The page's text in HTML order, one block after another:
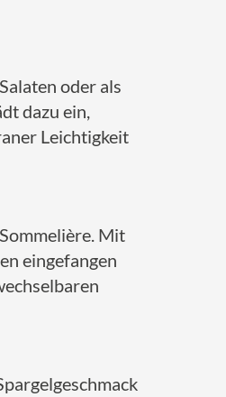
oder als
dazu ein,
Leichtigkeit
Mit
eingefangen